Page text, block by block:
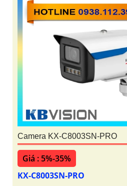
Camera KX-C8003SN-PRO
Giá : 5%-35%
KX-C8003SN-PRO